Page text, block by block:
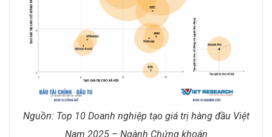
Nguồn: Top 10 Doanh nghiệp tạo giá trị hàng đầu Việt
Nam 2025 – Ngành Chứng khoán